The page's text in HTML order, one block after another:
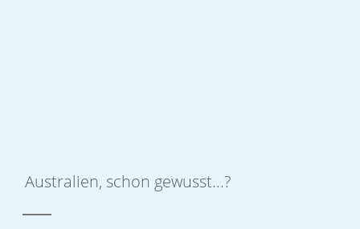
Australien, schon gewusst...?